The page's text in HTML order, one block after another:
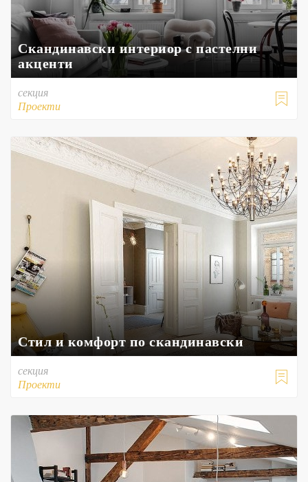
Скандинавски интериор с пастелни
акценти

секция
Проекти
Стил и комфорт по скандинавски

секция
Проекти